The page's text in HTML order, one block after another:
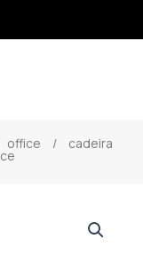
office / cadeira